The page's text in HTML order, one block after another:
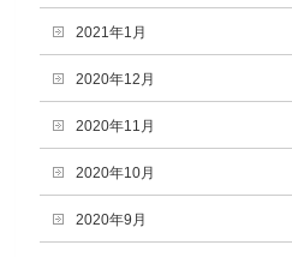
2021年1月
2020年12月
2020年11月
2020年10月
2020年9月